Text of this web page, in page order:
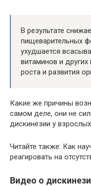
В результате
пищеварительных
ухудшается
витаминов и
роста и развития
Какие же причины
самом деле, они не
дискинезии у взрослых.
Читайте также: Как
реагировать на
Видео о